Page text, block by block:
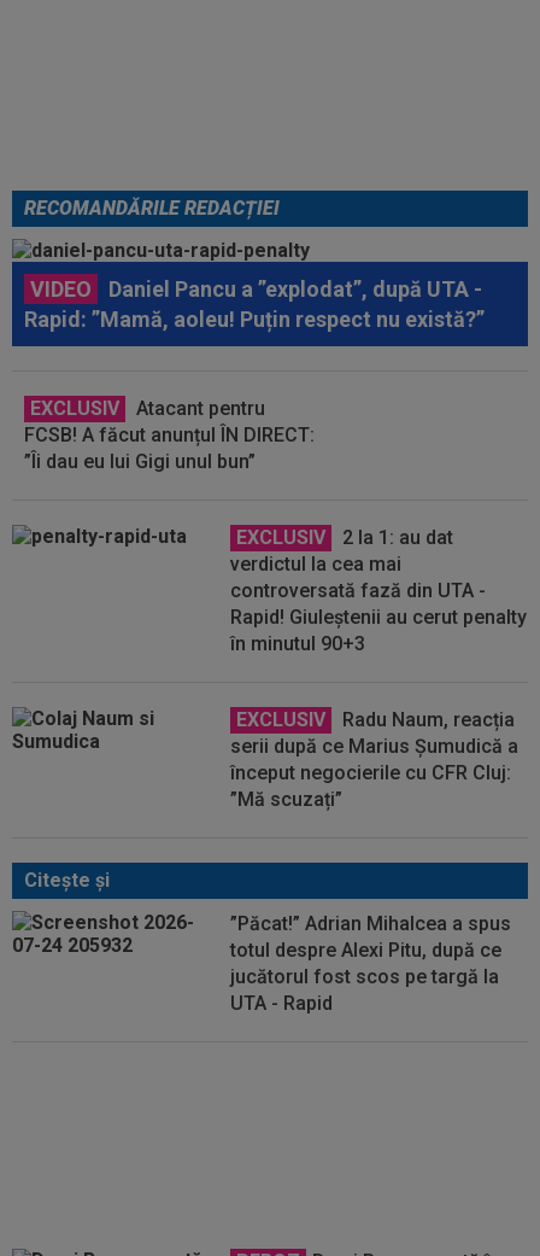
RECOMANDĂRILE REDACȚIEI
VIDEO
Daniel Pancu a ”explodat”, după UTA -
Rapid: ”Mamă, aoleu! Puțin respect nu există?”
EXCLUSIV
Atacant pentru
FCSB! A făcut anunțul ÎN DIRECT:
”Îi dau eu lui Gigi unul bun”
EXCLUSIV
2 la 1: au dat
verdictul la cea mai
controversată fază din UTA -
Rapid! Giuleștenii au cerut penalty
în minutul 90+3
EXCLUSIV
Radu Naum, reacția
serii după ce Marius Șumudică a
început negocierile cu CFR Cluj:
”Mă scuzați”
Citeşte şi
”Păcat!” Adrian Mihalcea a spus
totul despre Alexi Pitu, după ce
jucătorul fost scos pe targă la
UTA - Rapid